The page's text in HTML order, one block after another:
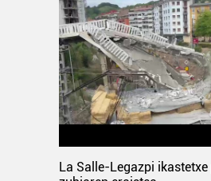
La Salle-Legazpi